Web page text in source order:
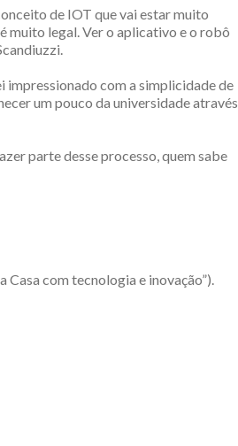
de IOT que vai estar muito
muito legal. Ver o aplicativo e o robô
impressionado com a simplicidade de
um pouco da universidade através
parte desse processo, quem sabe
com tecnologia e inovação”).